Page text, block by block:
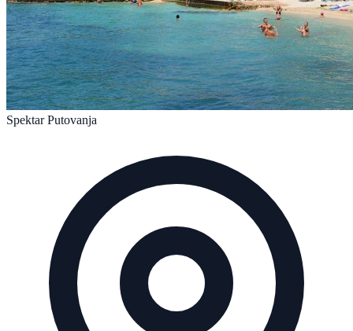
Spektar Putovanja